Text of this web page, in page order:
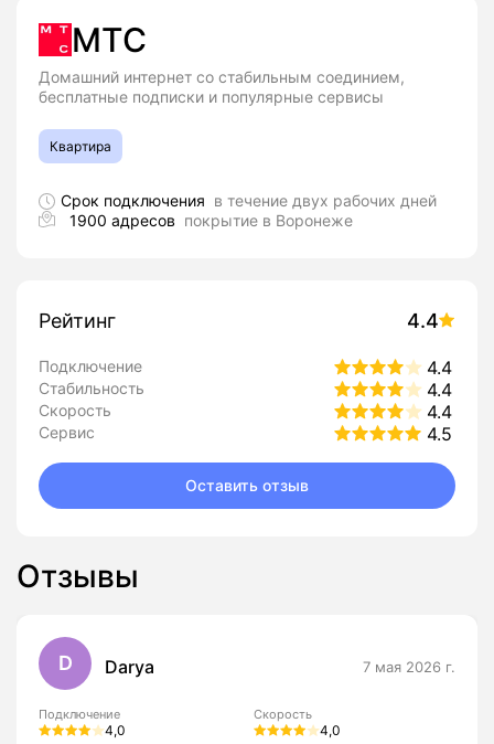
МТС
Домашний интернет со стабильным соединием,
бесплатные подписки и популярные сервисы
Квартира
Срок подключения в течение двух рабочих дней
1900 адресов покрытие в Воронеже
Рейтинг 4.4
Подключение 4.4
Стабильность 4.4
Скорость 4.4
Сервис 4.5
Оставить отзыв
Отзывы
D Darya 7 мая 2026 г.
Подключение
4,0
Скорость
4,0